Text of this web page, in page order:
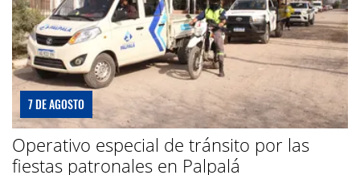
7 DE AGOSTO
Operativo especial de tránsito por las
fiestas patronales en Palpalá